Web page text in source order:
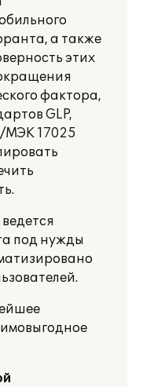
а также
этих
фактора,
GLP,
МЭК 17025
под нужды